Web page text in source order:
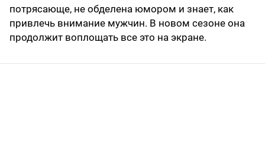
потрясающе, не обделена юмором и знает, как
привлечь внимание мужчин. В новом сезоне она
продолжит воплощать все это на экране.